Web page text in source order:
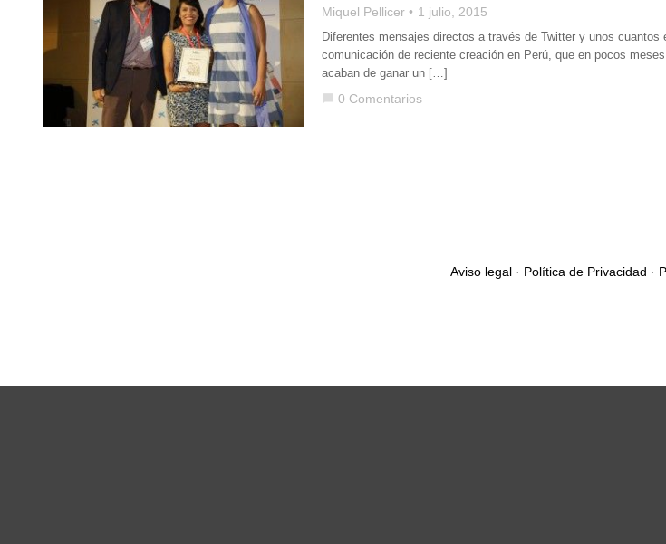
Miquel Pellicer 1 julio, 2015
Diferentes mensajes directos a través de Twitter y unos
comunicación de reciente creación en Perú, que en pocos
acaban de ganar un […]
chat_bubble 0 Comentarios
Aviso legal· Política de Privacidad ·